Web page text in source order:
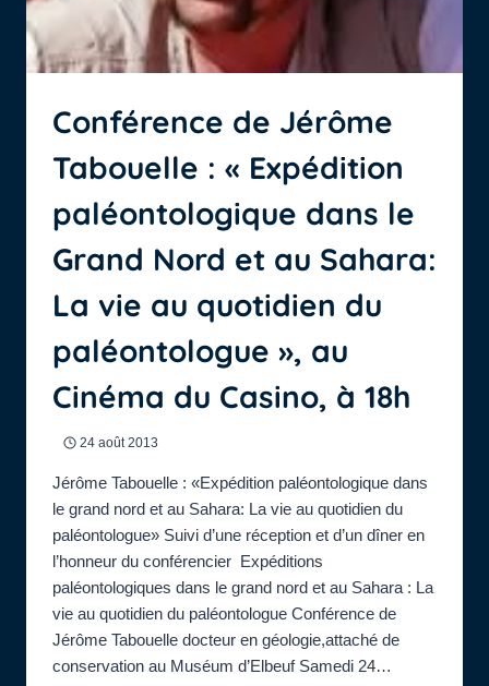
Conférence de Jérôme
Tabouelle : « Expédition
paléontologique dans le
Grand Nord et au Sahara:
La vie au quotidien du
paléontologue », au
Cinéma du Casino, à 18h
24 août 2013
Jérôme Tabouelle : «Expédition paléontologique dans
le grand nord et au Sahara: La vie au quotidien du
paléontologue» Suivi d’une réception et d’un dîner en
l’honneur du conférencier Expéditions
paléontologiques dans le grand nord et au Sahara : La
vie au quotidien du paléontologue Conférence de
Jérôme Tabouelle docteur en géologie,attaché de
conservation au Muséum d’Elbeuf Samedi 24…